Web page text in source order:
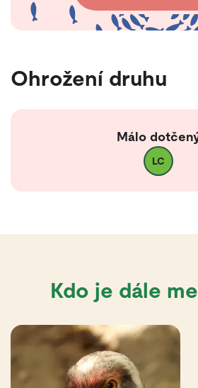
Ohrožení druhu
Málo
LC
Kdo je dále